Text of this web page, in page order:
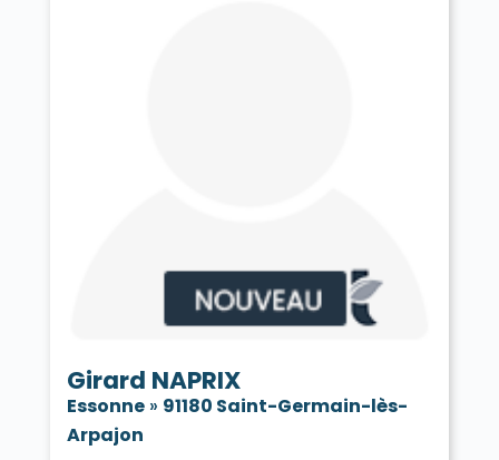
Girard NAPRIX
Essonne» 91180 Saint-Germain-lès-
Arpajon